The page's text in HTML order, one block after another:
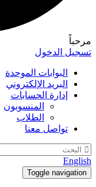
مرحباً
تسجيل الدخول
البوابات الموحدة
البريد الإلكتروني
إدارة الحسابات
المنسوبون
الطلاب
تواصل معنا
English
Toggle navigation